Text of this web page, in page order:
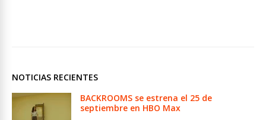
NOTICIAS RECIENTES
BACKROOMS se estrena el 25 de
septiembre en HBO Max